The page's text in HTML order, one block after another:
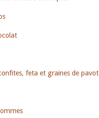
feta et graines de pavot